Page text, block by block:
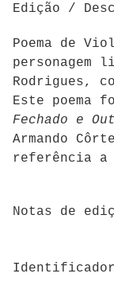
Edição /
Poema de
personagem
Rodrigues,
Este poema
Fechado e
Armando
referência a
Notas de
Identificador